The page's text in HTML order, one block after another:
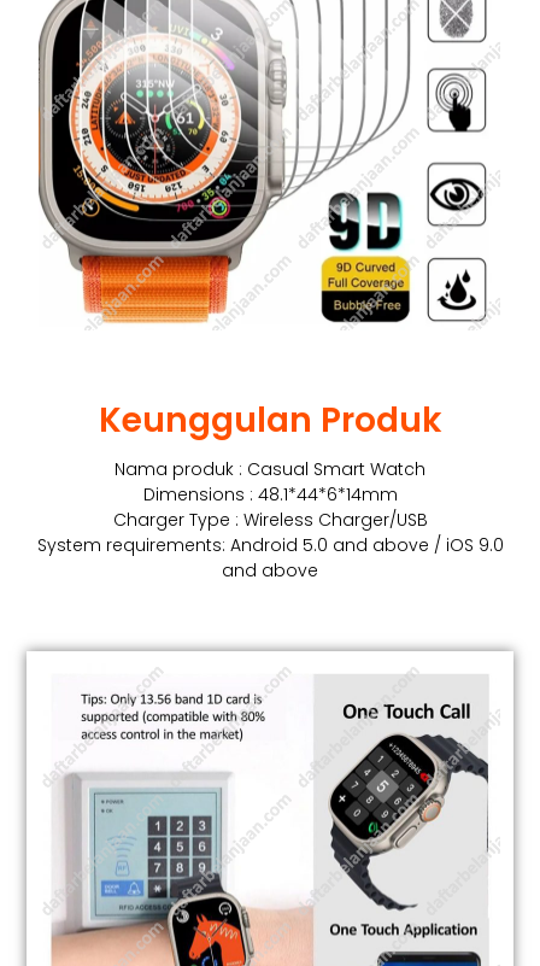
Keunggulan Produk
Nama produk : Casual Smart Watch
Dimensions : 48.1*44*6*14mm
Charger Type : Wireless Charger/USB
System requirements: Android 5.0 and above / iOS 9.0
and above